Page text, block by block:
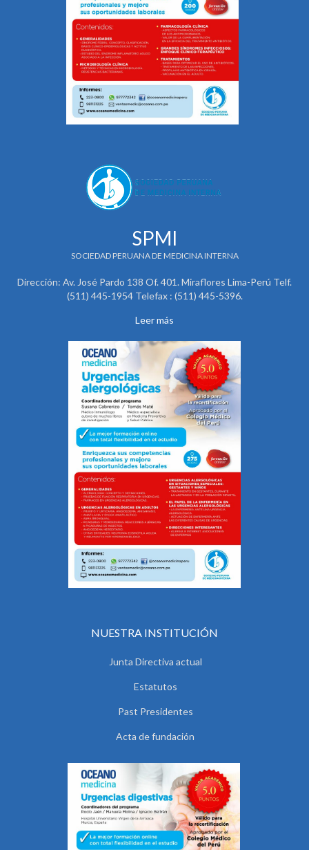
SPMI
SOCIEDAD PERUANA DE MEDICINA INTERNA
Dirección: Av. José Pardo 138 Of. 401. Miraflores Lima-Perú Telf.
(511) 445-1954 Telefax : (511) 445-5396.
Leer más
NUESTRA INSTITUCIÓN
Junta Directiva actual
Estatutos
Past Presidentes
Acta de fundación